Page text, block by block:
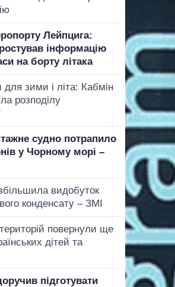
Лейпцига:
інформацію
на борту літака
для зими і літа: Кабмін
розподілу
судно потрапило
у Чорному морі –
видобуток
конденсату – ЗМІ
повернули ще
дітей та
підготувати